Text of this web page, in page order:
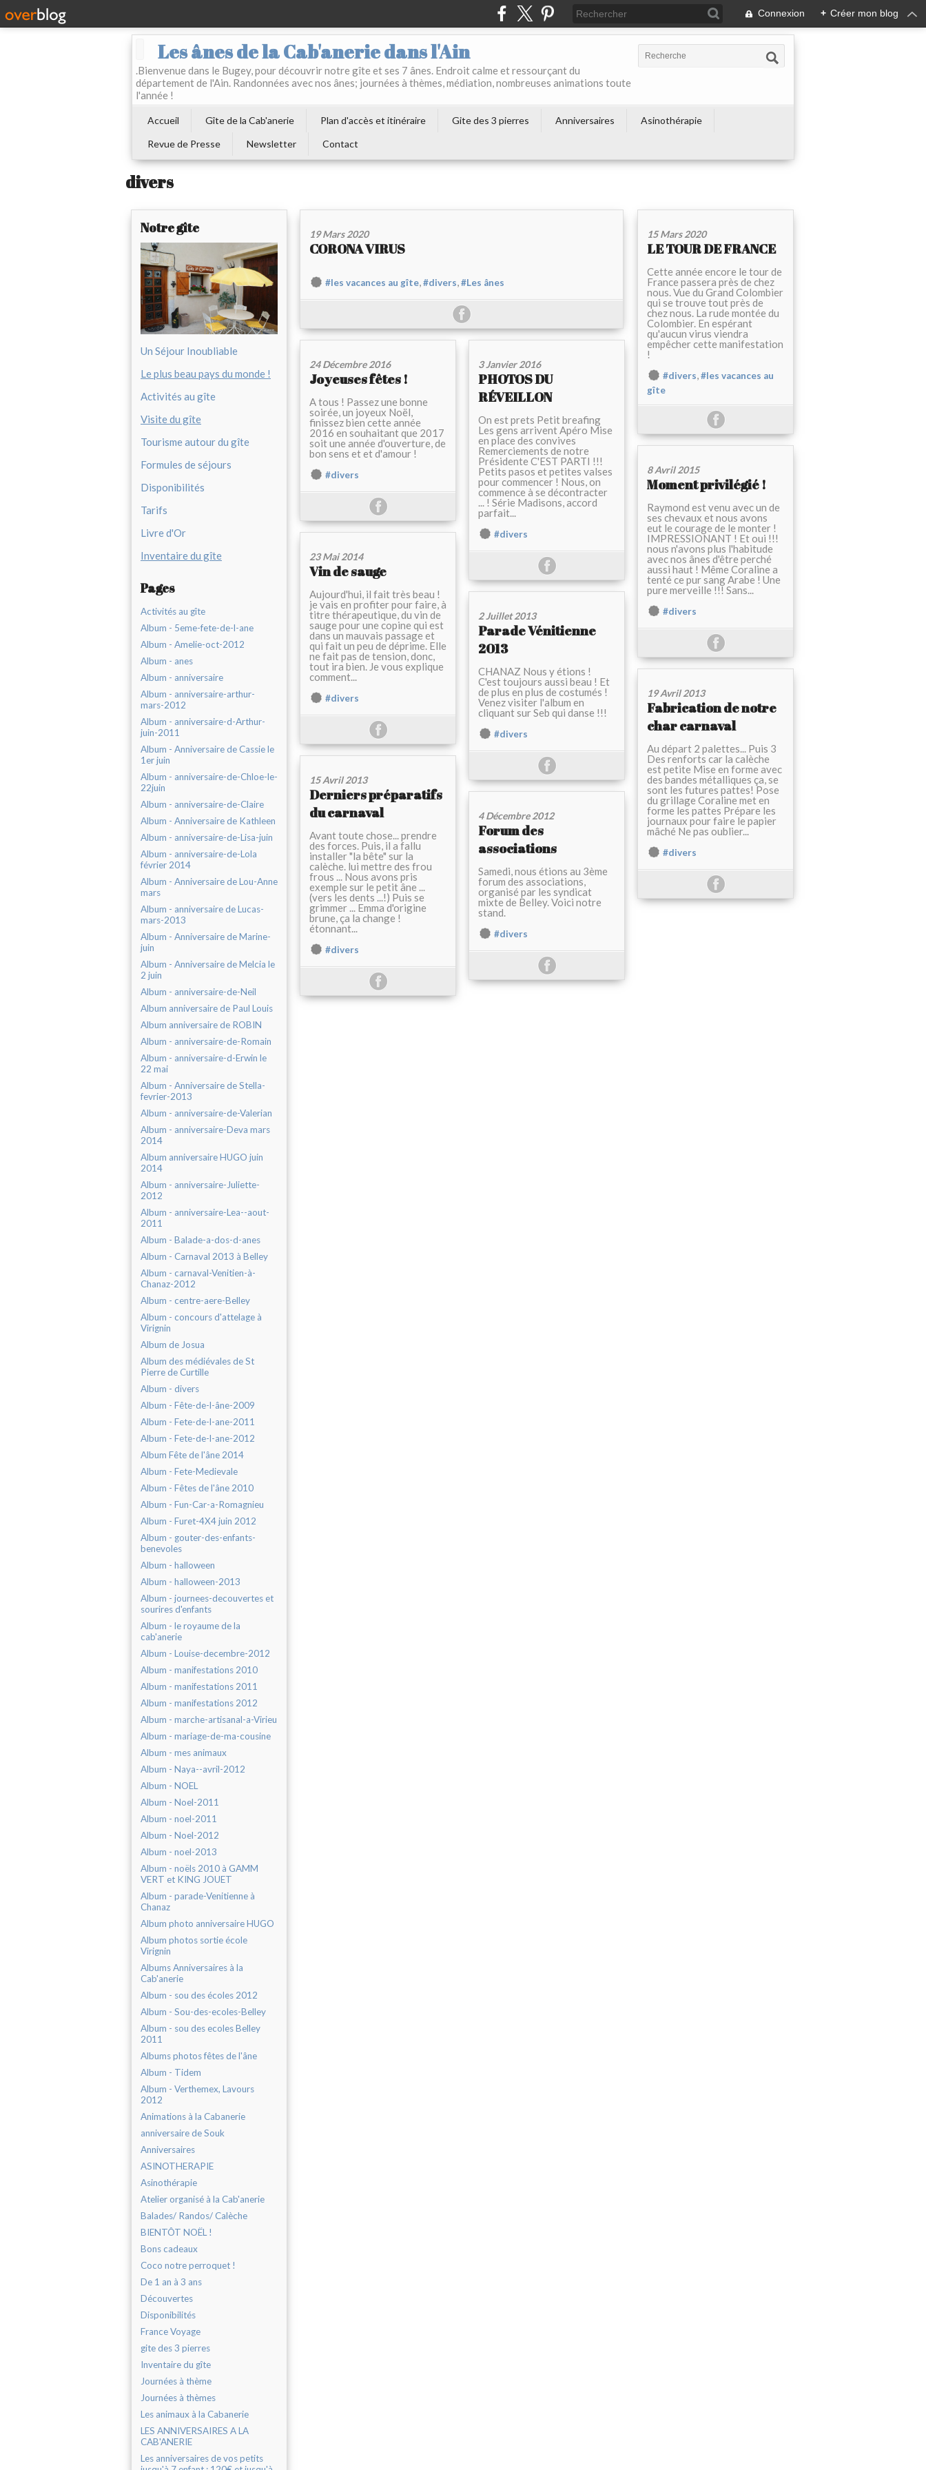
Connexion + Créer mon blog
Les ânes de la Cab'anerie dans l'Ain
.Bienvenue dans le Bugey, pour découvrir notre gîte et ses 7 ânes. Endroit calme et ressourçant du
département de l'Ain. Randonnées avec nos ânes; journées à thèmes, médiation, nombreuses animations toute
l'année !
Accueil Gîte de la Cab'anerie Plan d'accès et itinéraire Gite des 3 pierres Anniversaires
Asinothérapie
Revue de Presse
Newsletter Contact
divers
Notre gîte
Un Séjour Inoubliable
Le plus beau pays du monde !
Activités au gîte
Visite du gîte
Tourisme autour du gîte
Formules de séjours
Disponibilités
Tarifs
Livre d'Or
Inventaire du gîte
Pages
Activités au gîte
Album - 5eme-fete-de-l-ane
Album - Amelie-oct-2012
Album - anes
Album - anniversaire
Album - anniversaire-arthur-
mars-2012
Album - anniversaire-d-Arthur-
juin-2011
Album - Anniversaire de Cassie le
1er juin
Album - anniversaire-de-Chloe-le-
22juin
Album - anniversaire-de-Claire
Album - Anniversaire de Kathleen
Album - anniversaire-de-Lisa-juin
Album - anniversaire-de-Lola
février 2014
Album - Anniversaire de Lou-Anne
mars
Album - anniversaire de Lucas-
mars-2013
Album - Anniversaire de Marine-
juin
Album - Anniversaire de Melcia le
2 juin
Album - anniversaire-de-Neil
Album anniversaire de Paul Louis
Album anniversaire de ROBIN
Album - anniversaire-de-Romain
Album - anniversaire-d-Erwin le
22 mai
Album - Anniversaire de Stella-
fevrier-2013
Album - anniversaire-de-Valerian
Album - anniversaire-Deva mars
2014
Album anniversaire HUGO juin
2014
Album - anniversaire-Juliette-
2012
Album - anniversaire-Lea--aout-
2011
Album - Balade-a-dos-d-anes
Album - Carnaval 2013 à Belley
Album - carnaval-Venitien-à-
Chanaz-2012
Album - centre-aere-Belley
Album - concours d'attelage à
Virignin
Album de Josua
Album des médiévales de St
Pierre de Curtille
Album - divers
Album - Fête-de-l-âne-2009
Album - Fete-de-l-ane-2011
Album - Fete-de-l-ane-2012
Album Fête de l'âne 2014
Album - Fete-Medievale
Album - Fêtes de l'âne 2010
Album - Fun-Car-a-Romagnieu
Album - Furet-4X4 juin 2012
Album - gouter-des-enfants-
benevoles
Album - halloween
Album - halloween-2013
Album - journees-decouvertes et
sourires d'enfants
Album - le royaume de la
cab'anerie
Album - Louise-decembre-2012
Album - manifestations 2010
Album - manifestations 2011
Album - manifestations 2012
Album - marche-artisanal-a-Virieu
Album - mariage-de-ma-cousine
Album - mes animaux
Album - Naya--avril-2012
Album - NOEL
Album - Noel-2011
Album - noel-2011
Album - Noel-2012
Album - noel-2013
Album - noëls 2010 à GAMM
VERT et KING JOUET
Album - parade-Venitienne à
Chanaz
Album photo anniversaire HUGO
Album photos sortie école
Virignin
Albums Anniversaires à la
Cab'anerie
Album - sou des écoles 2012
Album - Sou-des-ecoles-Belley
Album - sou des ecoles Belley
2011
Albums photos fêtes de l'âne
Album - Tidem
Album - Verthemex, Lavours
2012
Animations à la Cabanerie
anniversaire de Souk
Anniversaires
ASINOTHERAPIE
Asinothérapie
Atelier organisé à la Cab'anerie
Balades/ Randos/ Calèche
BIENTÔT NOËL !
Bons cadeaux
Coco notre perroquet !
De 1 an à 3 ans
Découvertes
Disponibilités
France Voyage
gite des 3 pierres
Inventaire du gîte
Journées à thème
Journées à thèmes
Les animaux à la Cabanerie
LES ANNIVERSAIRES A LA
CAB'ANERIE
Les anniversaires de vos petits
19 Mars 2020
CORONA VIRUS
#les vacances au gîte,#divers,#Les ânes
15 Mars 2020
LE TOUR DE FRANCE
Cette année encore le tour de
France passera près de chez
nous. Vue du Grand Colombier
qui se trouve tout près de
chez nous. La rude montée du
Colombier. En espérant
qu'aucun virus viendra
empêcher cette manifestation
!
#divers,#les vacances au
gîte
24 Décembre 2016
Joyeuses fêtes !
A tous ! Passez une bonne
soirée, un joyeux Noël,
finissez bien cette année
2016 en souhaitant que 2017
soit une année d'ouverture, de
bon sens et et d'amour !
#divers
3 Janvier 2016
PHOTOS DU
RÉVEILLON
On est prets Petit breafing
Les gens arrivent Apéro Mise
en place des convives
Remerciements de notre
Présidente C'EST PARTI !!!
Petits pasos et petites valses
pour commencer ! Nous, on
commence à se décontracter
... ! Série Madisons, accord
parfait...
#divers
8 Avril 2015
Moment privilégié !
Raymond est venu avec un de
ses chevaux et nous avons
eut le courage de le monter !
IMPRESSIONANT ! Et oui !!!
nous n'avons plus l'habitude
avec nos ânes d'être perché
aussi haut ! Même Coraline a
tenté ce pur sang Arabe ! Une
pure merveille !!! Sans...
#divers
23 Mai 2014
Vin de sauge
Aujourd'hui, il fait très beau !
je vais en profiter pour faire, à
titre thérapeutique, du vin de
sauge pour une copine qui est
dans un mauvais passage et
qui fait un peu de déprime. Elle
ne fait pas de tension, donc,
tout ira bien. Je vous explique
comment...
#divers
2 Juillet 2013
Parade Vénitienne
2013
CHANAZ Nous y étions !
C'est toujours aussi beau ! Et
de plus en plus de costumés !
Venez visiter l'album en
cliquant sur Seb qui danse !!!
#divers
19 Avril 2013
Fabrication de notre
char carnaval
Au départ 2 palettes... Puis 3
Des renforts car la calèche
est petite Mise en forme avec
des bandes métalliques ça, se
sont les futures pattes! Pose
du grillage Coraline met en
forme les pattes Prépare les
journaux pour faire le papier
mâché Ne pas oublier...
#divers
15 Avril 2013
Derniers préparatifs
du carnaval
Avant toute chose... prendre
des forces. Puis, il a fallu
installer "la bête" sur la
calèche. lui mettre des frou
frous ... Nous avons pris
exemple sur le petit âne ...
(vers les dents ...!) Puis se
grimmer ... Emma d'origine
brune, ça la change !
étonnant...
#divers
4 Décembre 2012
Forum des
associations
Samedi, nous étions au 3ème
forum des associations,
organisé par les syndicat
mixte de Belley. Voici notre
stand.
#divers